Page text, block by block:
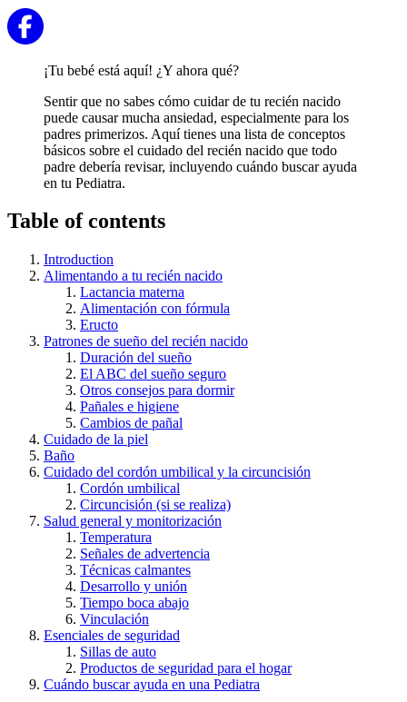
¡Tu bebé está aquí! ¿Y ahora qué?
Sentir que no sabes cómo cuidar de tu recién nacido
puede causar mucha ansiedad, especialmente para los
padres primerizos. Aquí tienes una lista de conceptos
básicos sobre el cuidado del recién nacido que todo
padre debería revisar, incluyendo cuándo buscar ayuda
en tu Pediatra.
Table of contents
Introduction
Alimentando a tu recién nacido
Lactancia materna
Alimentación con fórmula
Eructo
Patrones de sueño del recién nacido
Duración del sueño
El ABC del sueño seguro
Otros consejos para dormir
Pañales e higiene
Cambios de pañal
Cuidado de la piel
Baño
Cuidado del cordón umbilical y la circuncisión
Cordón umbilical
Circuncisión (si se realiza)
Salud general y monitorización
Temperatura
Señales de advertencia
Técnicas calmantes
Desarrollo y unión
Tiempo boca abajo
Vinculación
Esenciales de seguridad
Sillas de auto
Productos de seguridad para el hogar
Cuándo buscar ayuda en una Pediatra